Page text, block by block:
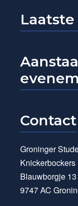
Contact
Groninger
Knickerbockers
Blauwborgje 13
9747 AC